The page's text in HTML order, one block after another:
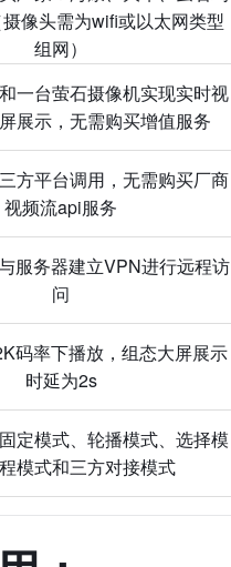
像头需为wifi或以太网类型
组网）
一台萤石摄像机实现实时视
展示，无需购买增值服务
方平台调用，无需购买厂商
视频流api服务
服务器建立VPN进行远程访
问
码率下播放，组态大屏展示
时延为2s
定模式、轮播模式、选择模
模式和三方对接模式